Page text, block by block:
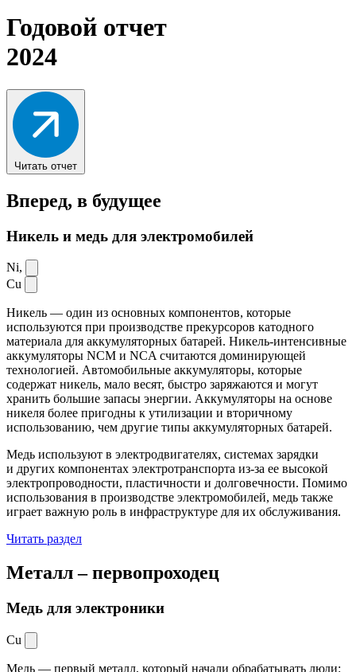
Годовой отчет
2024
Читать отчет
Вперед, в будущее
Никель и медь для электромобилей
Ni,
Cu
Никель — один из основных компонентов, которые
используются при производстве прекурсоров катодного
материала для аккумуляторных батарей. Никель-интенсивные
аккумуляторы NCM и NCA считаются доминирующей
технологией. Автомобильные аккумуляторы, которые
содержат никель, мало весят, быстро заряжаются и могут
хранить большие запасы энергии. Аккумуляторы на основе
никеля более пригодны к утилизации и вторичному
использованию, чем другие типы аккумуляторных батарей.
Медь используют в электродвигателях, системах зарядки
и других компонентах электротранспорта из-за ее высокой
электропроводности, пластичности и долговечности. Помимо
использования в производстве электромобилей, медь также
играет важную роль в инфраструктуре для их обслуживания.
Читать раздел
Металл –первопроходец
Медь для электроники
Cu
Медь — первый металл, который начали обрабатывать люди: